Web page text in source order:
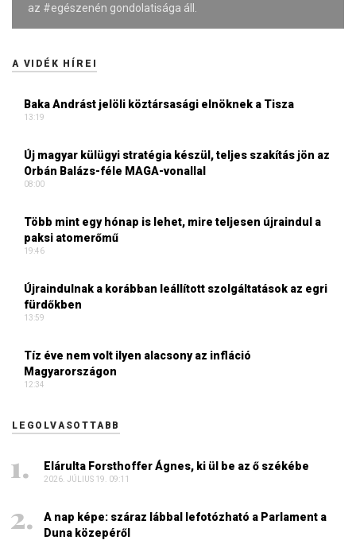
az #egészenén gondolatisága áll.
A VIDÉK HÍREI
Baka Andrást jelöli köztársasági elnöknek a Tisza
13:19
Új magyar külügyi stratégia készül, teljes szakítás jön az
Orbán Balázs-féle MAGA-vonallal
08:00
Több mint egy hónap is lehet, mire teljesen újraindul a
paksi atomerőmű
19:46
Újraindulnak a korábban leállított szolgáltatások az egri
fürdőkben
13:59
Tíz éve nem volt ilyen alacsony az infláció
Magyarországon
12:34
LEGOLVASOTTABB
Elárulta Forsthoffer Ágnes, ki ül be az ő székébe
2026. JÚLIUS 19. 09:11
A nap képe: száraz lábbal lefotózható a Parlament a
Duna közepéről